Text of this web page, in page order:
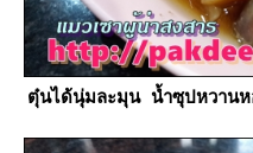
ตุ๋นได้นุ่มละมุน น้ำซุปหวาน